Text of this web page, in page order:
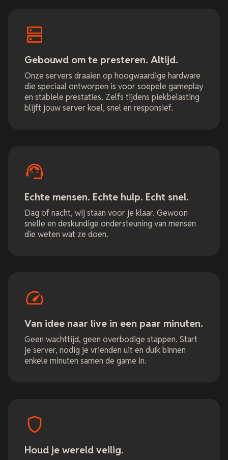
Gebouwd om te presteren. Altijd.
Onze servers draaien op hoogwaardige hardware
die speciaal ontworpen is voor soepele gameplay
en stabiele prestaties. Zelfs tijdens piekbelasting
blijft jouw server koel, snel en responsief.
Echte mensen. Echte hulp. Echt snel.
Dag of nacht, wij staan voor je klaar. Gewoon
snelle en deskundige ondersteuning van mensen
die weten wat ze doen.
Van idee naar live in een paar minuten.
Geen wachttijd, geen overbodige stappen. Start
je server, nodig je vrienden uit en duik binnen
enkele minuten samen de game in.
Houd je wereld veilig.